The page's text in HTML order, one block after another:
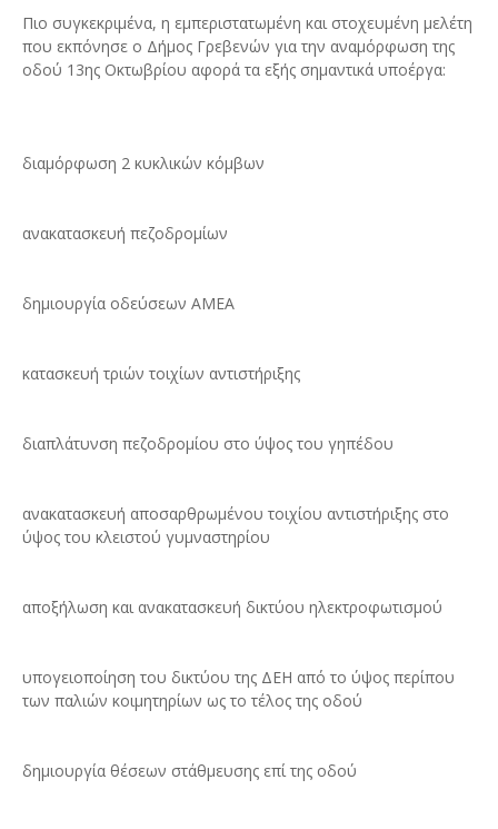
Πιο συγκεκριμένα, η εμπεριστατωμένη και στοχευμένη μελέτη
που εκπόνησε ο Δήμος Γρεβενών για την αναμόρφωση της
οδού 13ης Οκτωβρίου αφορά τα εξής σημαντικά υποέργα:
διαμόρφωση 2 κυκλικών κόμβων
ανακατασκευή πεζοδρομίων
δημιουργία οδεύσεων ΑΜΕΑ
κατασκευή τριών τοιχίων αντιστήριξης
διαπλάτυνση πεζοδρομίου στο ύψος του γηπέδου
ανακατασκευή αποσαρθρωμένου τοιχίου αντιστήριξης στο
ύψος του κλειστού γυμναστηρίου
αποξήλωση και ανακατασκευή δικτύου ηλεκτροφωτισμού
υπογειοποίηση του δικτύου της ΔΕΗ από το ύψος περίπου
των παλιών κοιμητηρίων ως το τέλος της οδού
δημιουργία θέσεων στάθμευσης επί της οδού